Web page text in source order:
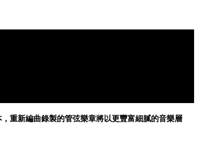
重新編曲錄製的管弦樂章將以更豐富細膩的音樂層